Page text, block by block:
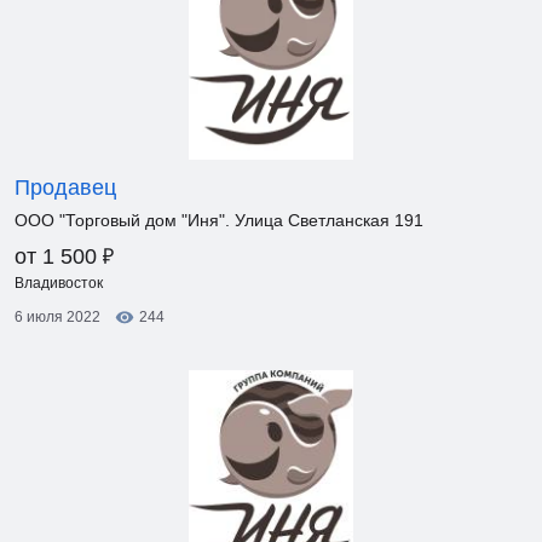
Продавец
ООО "Торговый дом "Иня". Улица Светланская 191
от 1 500 ₽
Владивосток
6 июля 2022
244